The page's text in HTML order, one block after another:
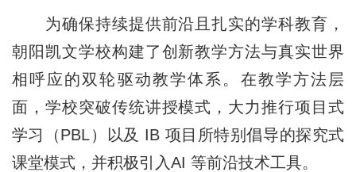
为确保持续提供前沿且扎实的学科教育，
朝阳凯文学校构建了创新教学方法与真实世界
相呼应的双轮驱动教学体系。在教学方法层
面，学校突破传统讲授模式，大力推行项目式
学习（PBL）以及 IB 项目所特别倡导的探究式
课堂模式，并积极引入AI 等前沿技术工具。